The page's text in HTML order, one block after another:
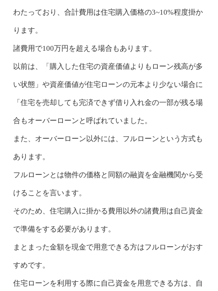
わたっており、合計費用は住宅購入価格の3~10%程度掛か
ります。
諸費用で100万円を超える場合もあります。
以前は、「購入した住宅の資産価値よりもローン残高が多
い状態」や資産価値が住宅ローンの元本より少ない場合に
「住宅を売却しても完済できず借り入れ金の一部が残る場
合もオーバーローンと呼ばれていました。
また、オーバーローン以外には、フルローンという方式も
あります。
フルローンとは物件の価格と同額の融資を金融機関から受
けることを言います。
そのため、住宅購入に掛かる費用以外の諸費用は自己資金
で準備をする必要があります。
まとまった金額を現金で用意できる方はフルローンがおす
すめです。
住宅ローンを利用する際に自己資金を用意できる方は、自